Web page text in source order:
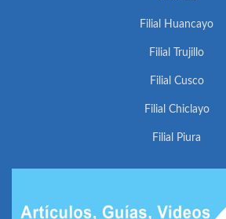
Filial Huancayo
Filial Trujillo
Filial Cusco
Filial Chiclayo
Filial Piura